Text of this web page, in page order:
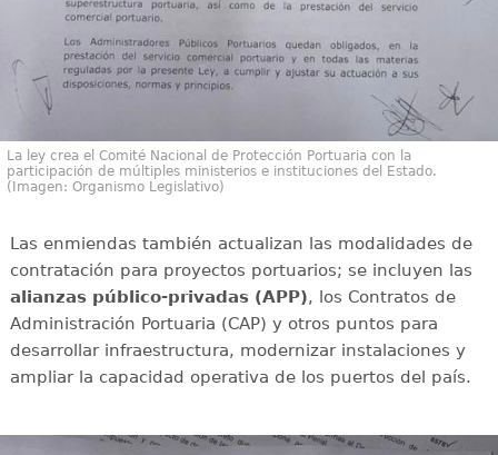
La ley crea el Comité Nacional de Protección Portuaria con la
participación de múltiples ministerios e instituciones del Estado.
(Imagen: Organismo Legislativo)
Las enmiendas también actualizan las modalidades de
contratación para proyectos portuarios; se incluyen las
alianzas público-privadas (APP), los Contratos de
Administración Portuaria (CAP) y otros puntos para
desarrollar infraestructura, modernizar instalaciones y
ampliar la capacidad operativa de los puertos del país.